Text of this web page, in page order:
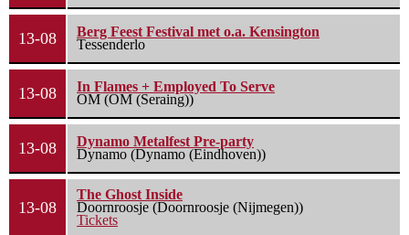
13-08
Berg Feest Festival met o.a. Kensington
Tessenderlo
13-08
In Flames + Employed To Serve
OM (OM (Seraing))
13-08
Dynamo Metalfest Pre-party
Dynamo (Dynamo (Eindhoven))
13-08
The Ghost Inside
Doornroosje (Doornroosje (Nijmegen))
Tickets